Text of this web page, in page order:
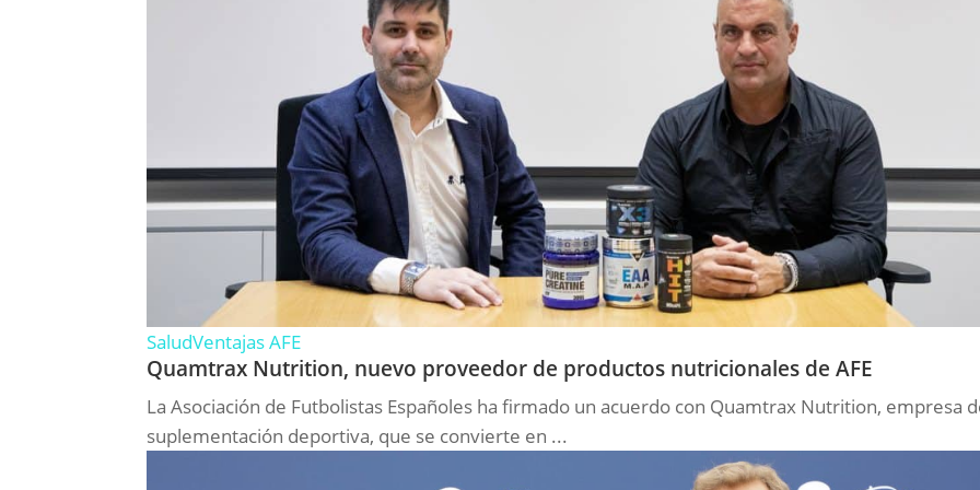
SaludVentajas AFE
Quamtrax Nutrition, nuevo proveedor de productos nutricionales de AFE
La Asociación de Futbolistas Españoles ha firmado un acuerdo con Quamtrax Nutrition, empresa
suplementación deportiva, que se convierte en ...